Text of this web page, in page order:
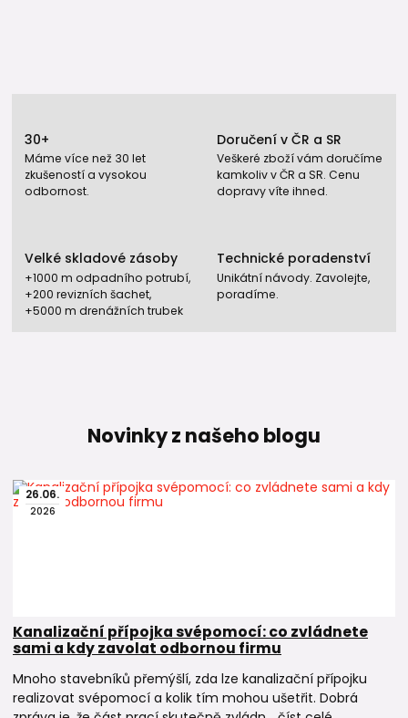
30+
Máme více než 30 let
zkušeností a vysokou
odbornost.
Doručení v ČR a SR
Veškeré zboží vám doručíme
kamkoliv v ČR a SR. Cenu
dopravy víte ihned.
Velké skladové zásoby
+1000 m odpadního potrubí,
+200 revizních šachet,
+5000 m drenážních trubek
Technické poradenství
Unikátní návody. Zavolejte,
poradíme.
Novinky z našeho blogu
26.06.
2026
Kanalizační přípojka svépomocí: co zvládnete
sami a kdy zavolat odbornou firmu
Mnoho stavebníků přemýšlí, zda lze kanalizační přípojku
realizovat svépomocí a kolik tím mohou ušetřit. Dobrá